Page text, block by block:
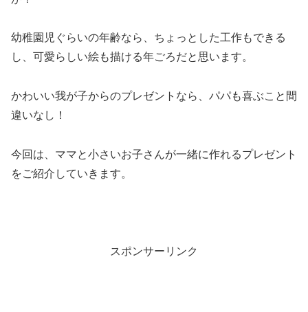
幼稚園児ぐらいの年齢なら、ちょっとした工作もできる
し、可愛らしい絵も描ける年ごろだと思います。
かわいい我が子からのプレゼントなら、パパも喜ぶこと間
違いなし！
今回は、ママと小さいお子さんが一緒に作れるプレゼント
をご紹介していきます。
スポンサーリンク